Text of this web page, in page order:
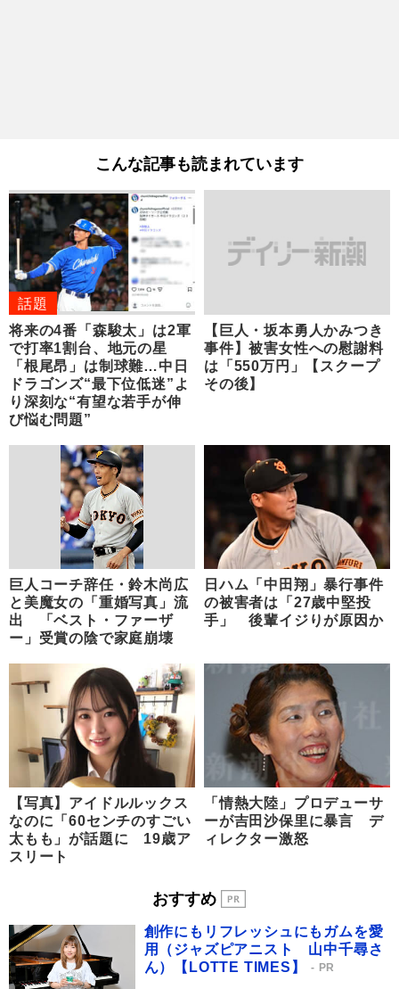
こんな記事も読まれています
話題
将来の4番「森駿太」は2軍
で打率1割台、地元の星
「根尾昂」は制球難…中日
ドラゴンズ“最下位低迷”よ
り深刻な“有望な若手が伸
び悩む問題”
【巨人・坂本勇人かみつき
事件】被害女性への慰謝料
は「550万円」【スクープ
その後】
巨人コーチ辞任・鈴木尚広
と美魔女の「重婚写真」流
出 「ベスト・ファーザ
ー」受賞の陰で家庭崩壊
日ハム「中田翔」暴行事件
の被害者は「27歳中堅投
手」 後輩イジりが原因か
【写真】アイドルルックス
なのに「60センチのすごい
太もも」が話題に 19歳ア
スリート
「情熱大陸」プロデューサ
ーが吉田沙保里に暴言 デ
ィレクター激怒
おすすめ
創作にもリフレッシュにもガムを愛
用（ジャズピアニスト 山中千尋さ
ん）【LOTTE TIMES】
PR